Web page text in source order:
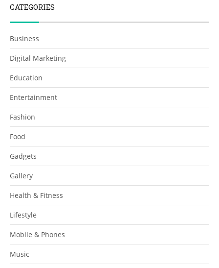
CATEGORIES
Business
Digital Marketing
Education
Entertainment
Fashion
Food
Gadgets
Gallery
Health & Fitness
Lifestyle
Mobile & Phones
Music